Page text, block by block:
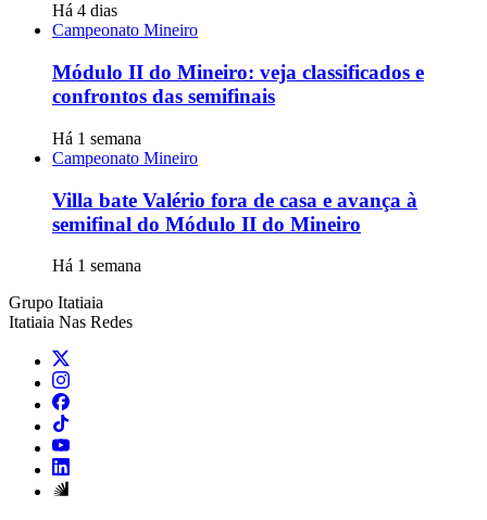
Há 4 dias
Campeonato Mineiro
Módulo II do Mineiro: veja classificados e
confrontos das semifinais
Há 1 semana
Campeonato Mineiro
Villa bate Valério fora de casa e avança à
semifinal do Módulo II do Mineiro
Há 1 semana
Grupo Itatiaia
Itatiaia Nas Redes